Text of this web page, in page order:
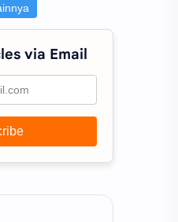
via Email